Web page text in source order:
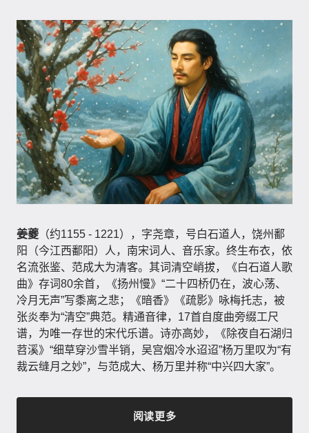
姜夔 （约1155 - 1221），字尧章，号白石道人，饶州鄱
阳（今江西鄱阳）人，南宋词人、音乐家。终生布衣，依
名流张鉴、范成大为清客。其词清空峭拔，《白石道人歌
曲》存词80余首，《扬州慢》“二十四桥仍在，波心荡、
冷月无声”写黍离之悲；《暗香》《疏影》咏梅托志，被
张炎奉为“清空”典范。精通音律，17首自度曲旁缀工尺
谱，为唯一存世的宋代乐谱。诗亦高妙，《除夜自石湖归
苕溪》“细草穿沙雪半销，吴宫烟冷水迢迢”杨万里叹为“有
裁云缝月之妙”，与范成大、杨万里并称“中兴四大家”。
阅读更多